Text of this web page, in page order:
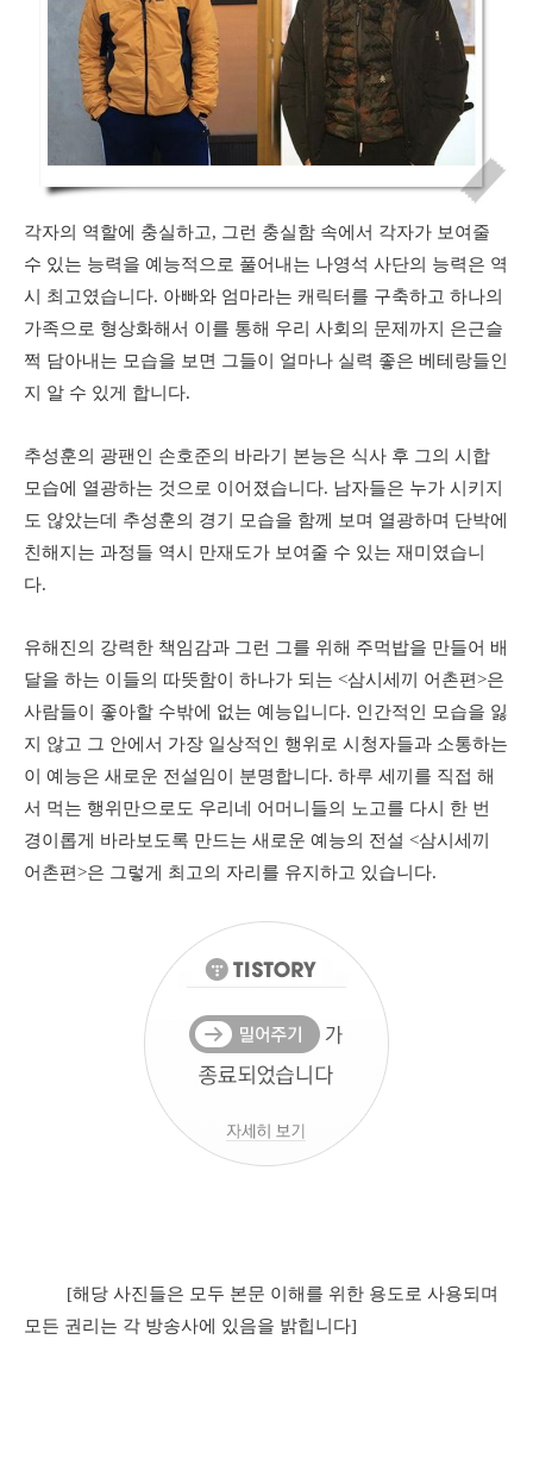
각자의 역할에 충실하고, 그런 충실함 속에서 각자가 보여줄
수 있는 능력을 예능적으로 풀어내는 나영석 사단의 능력은 역
시 최고였습니다. 아빠와 엄마라는 캐릭터를 구축하고 하나의
가족으로 형상화해서 이를 통해 우리 사회의 문제까지 은근슬
쩍 담아내는 모습을 보면 그들이 얼마나 실력 좋은 베테랑들인
지 알 수 있게 합니다.
추성훈의 광팬인 손호준의 바라기 본능은 식사 후 그의 시합
모습에 열광하는 것으로 이어졌습니다. 남자들은 누가 시키지
도 않았는데 추성훈의 경기 모습을 함께 보며 열광하며 단박에
친해지는 과정들 역시 만재도가 보여줄 수 있는 재미였습니
다.
유해진의 강력한 책임감과 그런 그를 위해 주먹밥을 만들어 배
달을 하는 이들의 따뜻함이 하나가 되는 <삼시세끼 어촌편>은
사람들이 좋아할 수밖에 없는 예능입니다. 인간적인 모습을 잃
지 않고 그 안에서 가장 일상적인 행위로 시청자들과 소통하는
이 예능은 새로운 전설임이 분명합니다. 하루 세끼를 직접 해
서 먹는 행위만으로도 우리네 어머니들의 노고를 다시 한 번
경이롭게 바라보도록 만드는 새로운 예능의 전설 <삼시세끼
어촌편>은 그렇게 최고의 자리를 유지하고 있습니다.
[해당 사진들은 모두 본문 이해를 위한 용도로 사용되며
모든 권리는 각 방송사에 있음을 밝힙니다]